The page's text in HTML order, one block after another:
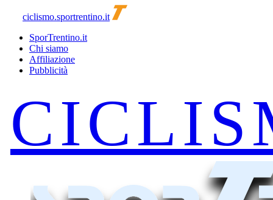
ciclismo.sportrentino.it
SporTrentino.it
Chi siamo
Affiliazione
Pubblicità